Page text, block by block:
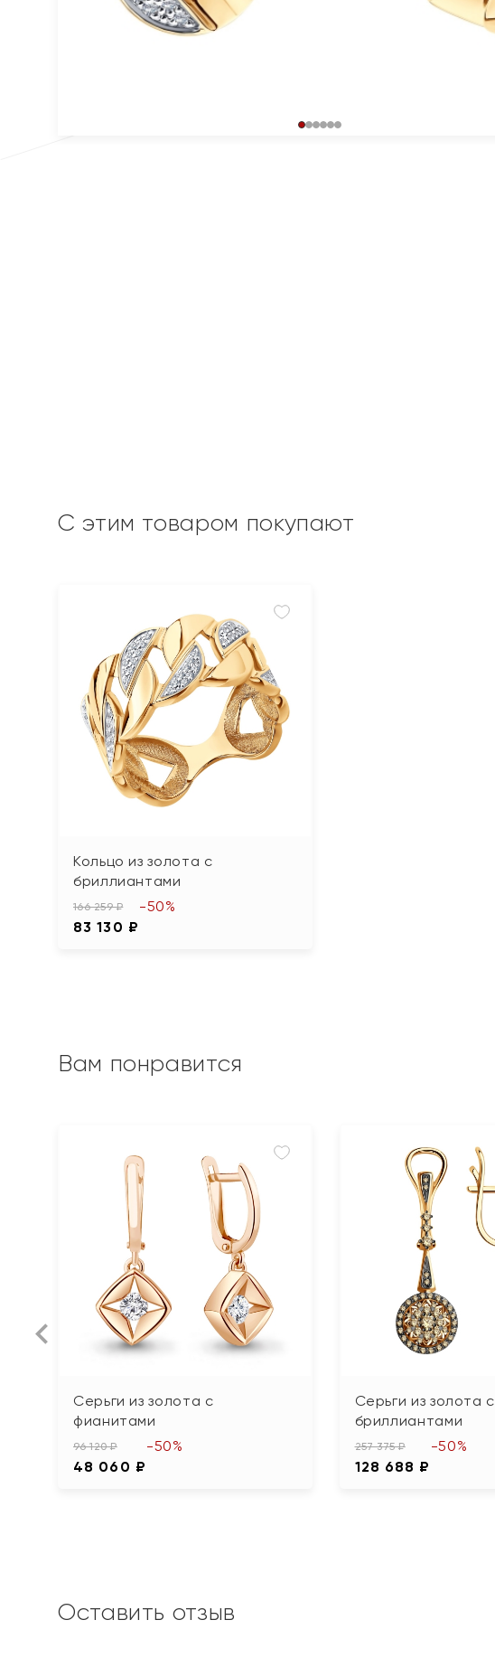
С этим товаром покупают
Кольцо из золота с
бриллиантами
166 259 ₽
83 130 ₽
-50%
Вам понравится
Серьги из золота с
фианитами
96 120 ₽
48 060 ₽
-50%
Серьги из золота с
бриллиантами
257 375 ₽
128 688 ₽
-50%
Оставить отзыв